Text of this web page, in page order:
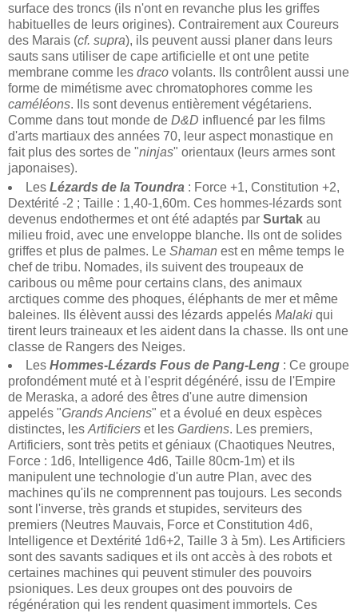
surface des troncs (ils n'ont en revanche plus les griffes
habituelles de leurs origines). Contrairement aux Coureurs
des Marais (cf. supra), ils peuvent aussi planer dans leurs
sauts sans utiliser de cape artificielle et ont une petite
membrane comme les draco volants. Ils contrôlent aussi une
forme de mimétisme avec chromatophores comme les
caméléons. Ils sont devenus entièrement végétariens.
Comme dans tout monde de D&D influencé par les films
d'arts martiaux des années 70, leur aspect monastique en
fait plus des sortes de "ninjas" orientaux (leurs armes sont
japonaises).
Les Lézards de la Toundra : Force +1, Constitution +2,
Dextérité -2 ; Taille : 1,40-1,60m. Ces hommes-lézards sont
devenus endothermes et ont été adaptés par Surtak au
milieu froid, avec une enveloppe blanche. Ils ont de solides
griffes et plus de palmes. Le Shaman est en même temps le
chef de tribu. Nomades, ils suivent des troupeaux de
caribous ou même pour certains clans, des animaux
arctiques comme des phoques, éléphants de mer et même
baleines. Ils élèvent aussi des lézards appelés Malaki qui
tirent leurs traineaux et les aident dans la chasse. Ils ont une
classe de Rangers des Neiges.
Les Hommes-Lézards Fous de Pang-Leng: Ce groupe
profondément muté et à l'esprit dégénéré, issu de l'Empire
de Meraska, a adoré des êtres d'une autre dimension
appelés "Grands Anciens" et a évolué en deux espèces
distinctes, lesArtificiers et les Gardiens. Les premiers,
Artificiers, sont très petits et géniaux (Chaotiques Neutres,
Force : 1d6, Intelligence 4d6, Taille 80cm-1m) et ils
manipulent une technologie d'un autre Plan, avec des
machines qu'ils ne comprennent pas toujours. Les seconds
sont l'inverse, très grands et stupides, serviteurs des
premiers (Neutres Mauvais, Force et Constitution 4d6,
Intelligence et Dextérité 1d6+2, Taille 3 à 5m). Les Artificiers
sont des savants sadiques et ils ont accès à des robots et
certaines machines qui peuvent stimuler des pouvoirs
psioniques. Les deux groupes ont des pouvoirs de
régénération qui les rendent quasiment immortels. Ces